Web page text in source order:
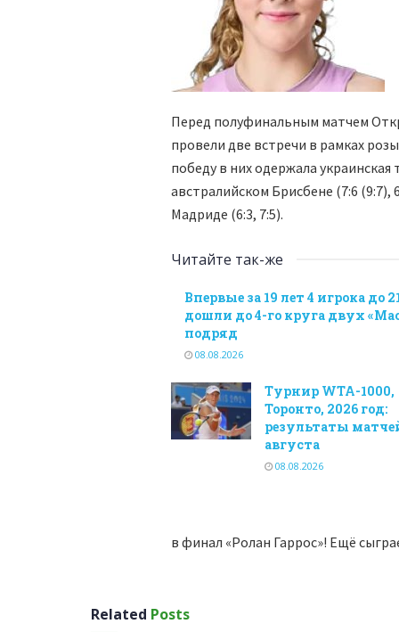
Перед полуфинальным матчем
провели две встречи в рамках
победу в них одержала
австралийском Брисбене (7:6 (9:7),
Мадриде (6:3, 7:5).
Читайте так-же
Впервые за 19 лет 4 игрока до
дошли до 4-го круга двух
подряд
08.08.2026
Турнир WTA-1000,
Торонто, 2026 год:
результаты
августа
08.08.2026
в финал «Ролан Гаррос»! Ещё
Related Posts